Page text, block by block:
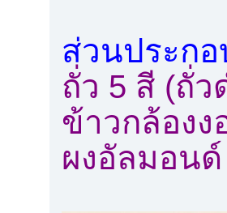
ส่วนประก
ถั่ว 5 สี (ถั่ว
ข้าวกล้องง
ผงอัลมอน